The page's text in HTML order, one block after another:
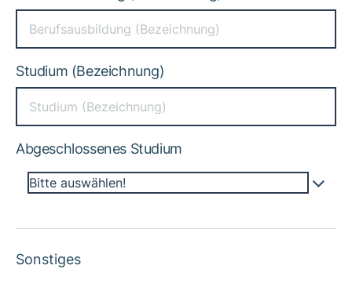
Studium (Bezeichnung)
Abgeschlossenes Studium
Bitte auswählen!
Sonstiges